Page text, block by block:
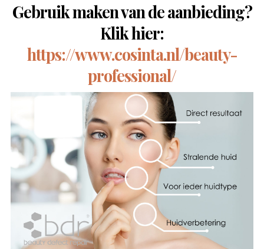
Gebruik maken van de aanbieding?
Klik hier:
https://www.cosinta.nl/beauty-
professional/